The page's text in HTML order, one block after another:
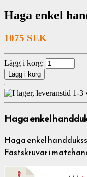
Haga enkel
1075 SEK
Lägg i korg:
Haga enkel
Haga enkel
Fästskruvar i